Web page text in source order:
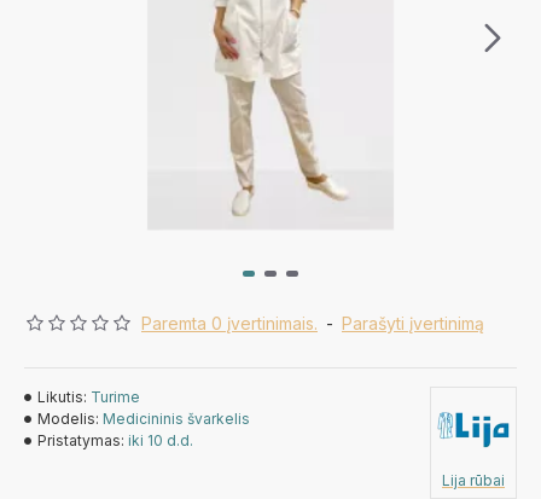
Paremta 0 įvertinimais. - Parašyti įvertinimą
Likutis: Turime
Modelis: Medicininis švarkelis
Pristatymas: iki 10 d.d.
Lija rūbai